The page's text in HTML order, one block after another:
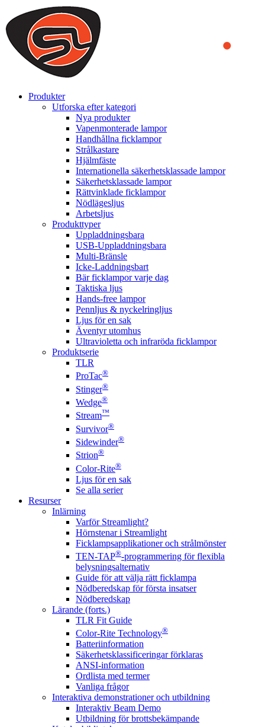
We use cookies to ensure that we provide you the best experience
on our website. By continuing to browse this website, you accept
that cookies are used to help us analyze how the website is used and
to offer you a better experience. To learn more or to find out how
you can disable cookies, you can access our
Produkter
Utforska efter kategori
Nya produkter
Vapenmonterade lampor
Handhållna ficklampor
Strålkastare
Hjälmfäste
Internationella säkerhetsklassade lampor
Säkerhetsklassade lampor
Rättvinklade ficklampor
Nödlägesljus
Arbetsljus
Produkttyper
Uppladdningsbara
USB-Uppladdningsbara
Multi-Bränsle
Icke-Laddningsbart
Bär ficklampor varje dag
Taktiska ljus
Hands-free lampor
Pennljus & nyckelringljus
Ljus för en sak
Äventyr utomhus
Ultravioletta och infraröda ficklampor
Produktserie
TLR
ProTac®
Stinger®
Wedge®
Stream™
Survivor®
Sidewinder®
Strion®
Color-Rite®
Ljus för en sak
Se alla serier
Resurser
Inlärning
Varför Streamlight?
Hörnstenar i Streamlight
Ficklampsapplikationer och strålmönster
TEN-TAP®-programmering för flexibla
belysningsalternativ
Guide för att välja rätt ficklampa
Nödberedskap för första insatser
Nödberedskap
Lärande (forts.)
TLR Fit Guide
Color-Rite Technology®
Batteriinformation
Säkerhetsklassificeringar förklaras
ANSI-information
Ordlista med termer
Vanliga frågor
Interaktiva demonstrationer och utbildning
Interaktiv Beam Demo
Utbildning för brottsbekämpande